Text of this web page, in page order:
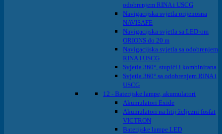
odobrenjem RINA i USCG
Navigacijska svjetla prijenosna
NAVISAFE
Navigacijska svjetla sa LED-om
ORIONS do 20 m
Navigacijska svjetla sa odobrenjem
RINA I USCG
Svjetla 360°, stupići i kombinirana
Svjetla 360° sa odobrenjem RINA i
USCG
12 - Baterijske lampe, akumulatori
Akumulatori Exide
Akumulatori na litij željezni fosfat
VICTRON
Baterijske lampe LED